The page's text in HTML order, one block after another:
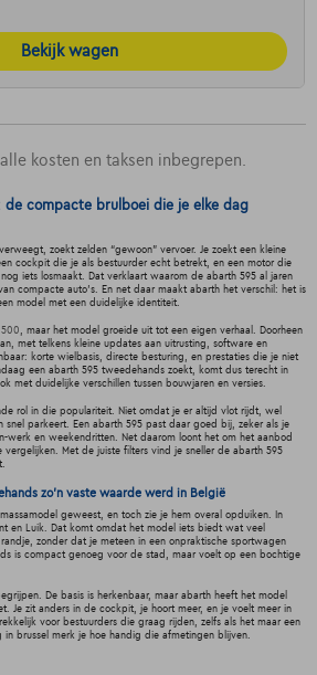
Bekijk wagen
kosten en taksen inbegrepen.
compacte brulboei die je elke dag
zoekt zelden “gewoon” vervoer. Je zoekt een kleine
cockpit die je als bestuurder echt betrekt, en een motor die
iets losmaakt. Dat verklaart waarom de abarth 595 al jaren
compacte auto's. En net daar maakt abarth het verschil: het is
model met een duidelijke identiteit.
, maar het model groeide uit tot een eigen verhaal. Doorheen
met telkens kleine updates aan uitrusting, software en
korte wielbasis, directe besturing, en prestaties die je niet
een abarth 595 tweedehands zoekt, komt dus terecht in
met duidelijke verschillen tussen bouwjaren en versies.
rol in die populariteit. Niet omdat je er altijd vlot rijdt, wel
parkeert. Een abarth 595 past daar goed bij, zeker als je
werk en weekendritten. Net daarom loont het om het aanbod
Met de juiste filters vind je sneller de abarth 595
zo’n vaste waarde werd in België
geweest, en toch zie je hem overal opduiken. In
en Luik. Dat komt omdat het model iets biedt wat veel
zonder dat je meteen in een onpraktische sportwagen
is compact genoeg voor de stad, maar voelt op een bochtige
De basis is herkenbaar, maar abarth heeft het model
Je zit anders in de cockpit, je hoort meer, en je voelt meer in
voor bestuurders die graag rijden, zelfs als het maar een
brussel merk je hoe handig die afmetingen blijven.